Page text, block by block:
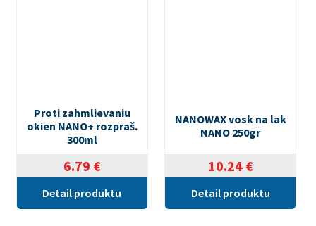
Proti zahmlievaniu
okien NANO+ rozpraš.
300ml
6.79 €
Detail produktu
NANOWAX vosk na lak
NANO 250gr
10.24 €
Detail produktu